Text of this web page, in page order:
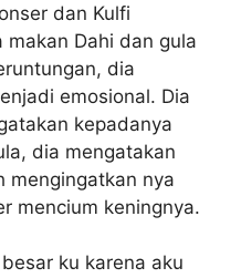
dan Kulfi
makan Dahi dan gula
dia
emosional. Dia
kepadanya
dia mengatakan
mengingatkan nya
mencium keningnya.
ku karena aku